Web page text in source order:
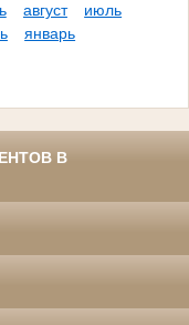
август
июль
январь
В